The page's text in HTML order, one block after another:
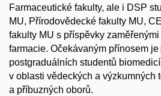
Farmaceutické fakulty, ale i DSP
MU, Přírodovědecké fakulty MU,
fakulty MU s příspěvky
farmacie. Očekávaným přínosem
postgraduálních studentů
v oblasti vědeckých a výzkumných
a příbuzných oborů.